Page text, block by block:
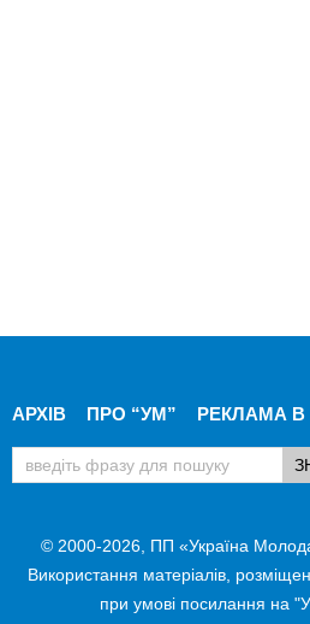
АРХІВ ПРО “УМ” РЕКЛАМА В
© 2000-2026, ПП «Україна
Використання матеріалів,
при умові посилання на